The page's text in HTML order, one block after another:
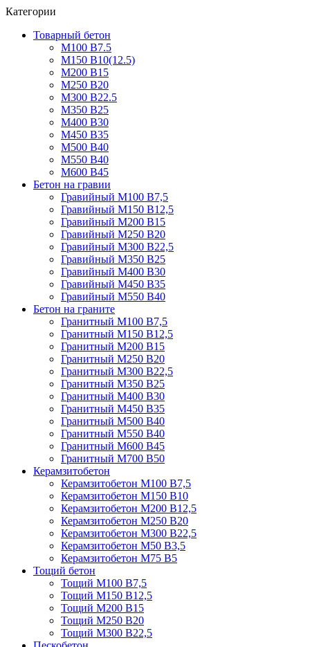
Категории
Товарный бетон
М100 В7.5
М150 В10(12.5)
М200 В15
М250 В20
М300 В22.5
М350 В25
М400 В30
М450 В35
М500 В40
М550 В40
М600 В45
Бетон на гравии
Гравийный М100 В7,5
Гравийный М150 В12,5
Гравийный М200 В15
Гравийный М250 В20
Гравийный М300 В22,5
Гравийный М350 В25
Гравийный М400 В30
Гравийный М450 В35
Гравийный М550 В40
Бетон на граните
Гранитный М100 В7,5
Гранитный М150 В12,5
Гранитный М200 В15
Гранитный М250 В20
Гранитный М300 В22,5
Гранитный М350 В25
Гранитный М400 В30
Гранитный М450 В35
Гранитный М500 В40
Гранитный М550 В40
Гранитный М600 В45
Гранитный М700 В50
Керамзитобетон
Керамзитобетон М100 В7,5
Керамзитобетон М150 В10
Керамзитобетон М200 В12,5
Керамзитобетон М250 В20
Керамзитобетон М300 В22,5
Керамзитобетон М50 В3,5
Керамзитобетон М75 В5
Тощий бетон
Тощий М100 В7,5
Тощий М150 В12,5
Тощий М200 В15
Тощий М250 В20
Тощий М300 В22,5